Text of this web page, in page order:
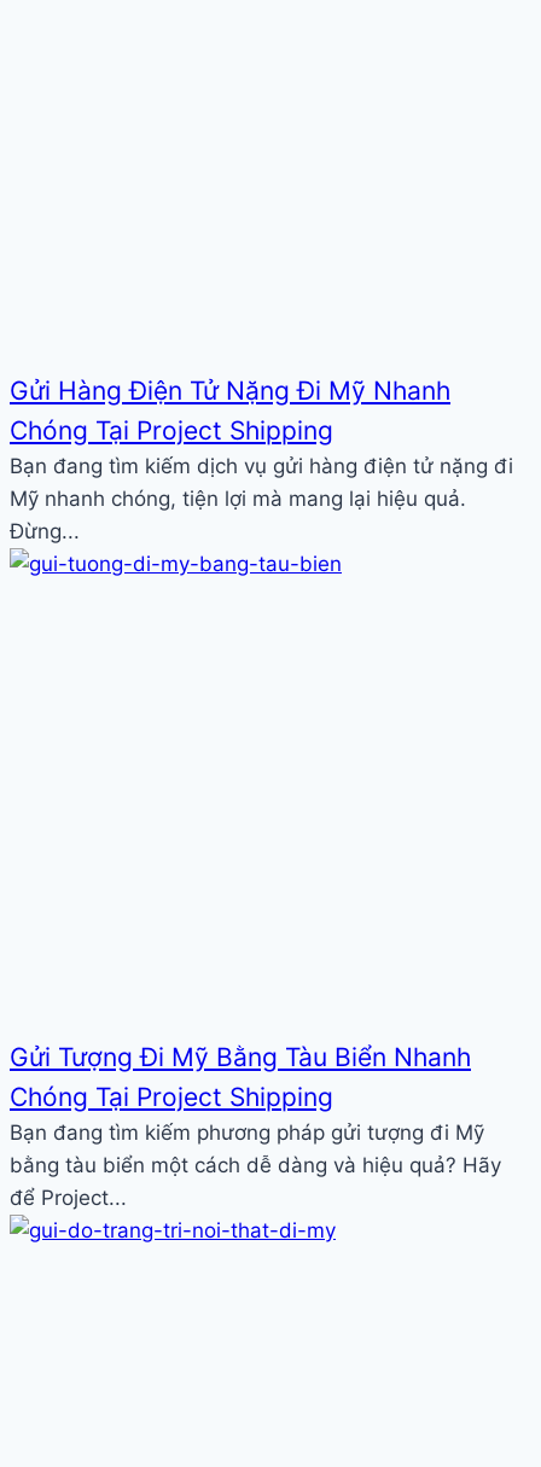
Gửi Hàng Điện Tử Nặng Đi Mỹ Nhanh
Chóng Tại Project Shipping
Bạn đang tìm kiếm dịch vụ gửi hàng điện tử nặng đi
Mỹ nhanh chóng, tiện lợi mà mang lại hiệu quả.
Đừng...
Gửi Tượng Đi Mỹ Bằng Tàu Biển Nhanh
Chóng Tại Project Shipping
Bạn đang tìm kiếm phương pháp gửi tượng đi Mỹ
bằng tàu biển một cách dễ dàng và hiệu quả? Hãy
để Project...